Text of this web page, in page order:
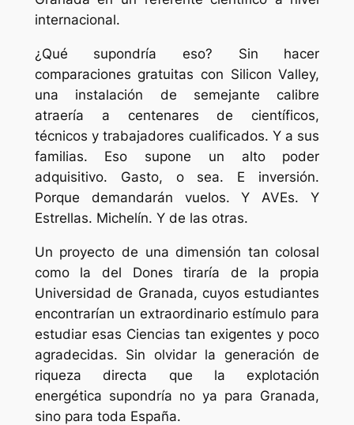
internacional.
¿Qué supondría eso? Sin hacer
comparaciones gratuitas con Silicon Valley,
una instalación de semejante calibre
atraería a centenares de científicos,
técnicos y trabajadores cualificados. Y a sus
familias. Eso supone un alto poder
adquisitivo. Gasto, o sea. E inversión.
Porque demandarán vuelos. Y AVEs. Y
Estrellas. Michelín. Y de las otras.
Un proyecto de una dimensión tan colosal
como la del Dones tiraría de la propia
Universidad de Granada, cuyos estudiantes
encontrarían un extraordinario estímulo para
estudiar esas Ciencias tan exigentes y poco
agradecidas. Sin olvidar la generación de
riqueza directa que la explotación
energética supondría no ya para Granada,
sino para toda España.